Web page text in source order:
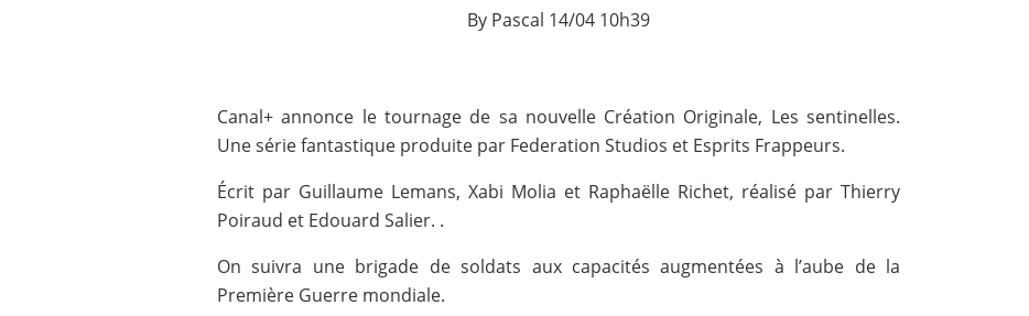
By Pascal 14/04 10h39
Canal+ annonce le tournage de sa nouvelle Création Originale, Les sentinelles.
Une série fantastique produite par Federation Studios et Esprits Frappeurs.
Écrit par Guillaume Lemans, Xabi Molia et Raphaëlle Richet, réalisé par Thierry
Poiraud et Edouard Salier. .
On suivra une brigade de soldats aux capacités augmentées à l’aube de la
Première Guerre mondiale.